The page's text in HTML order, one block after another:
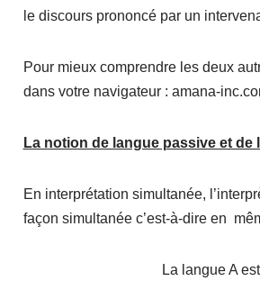
le discours prononcé par un
Pour mieux comprendre les deux
dans votre navigateur : amana-
La notion de langue passive et de
En interprétation simultanée,
façon simultanée c’est-à-dire en
La langue A